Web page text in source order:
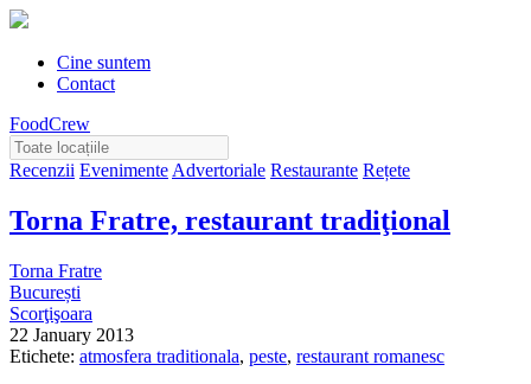
Cine suntem
Contact
FoodCrew
Recenzii Evenimente Advertoriale Restaurante Rețete
Torna Fratre, restaurant tradiţional
Torna Fratre
București
Scorţişoara
22 January 2013
Etichete: atmosfera traditionala, peste, restaurant romanesc